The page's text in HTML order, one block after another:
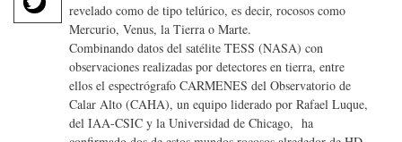
e
w
it
te
revelado como de tipo telúrico, es decir, rocosos como
Mercurio, Venus, la Tierra o Marte.
Combinando datos del satélite TESS (NASA) con
observaciones realizadas por detectores en tierra, entre
ellos el espectrógrafo CARMENES del Observatorio de
Calar Alto (CAHA), un equipo liderado por Rafael Luque,
del IAA-CSIC y la Universidad de Chicago, ha